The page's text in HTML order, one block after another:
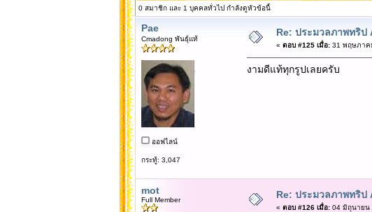
0 สมาชิก และ 1 บุคคลทั่วไป กำลังดูหัวข้อนี้
Pae
Cmadong พันธุ์แท้
ออฟไลน์
กระทู้: 3,047
Re: ประมวลภาพทริป
« ตอบ #125 เมื่อ:31 พฤษภาค
งามดีแท้ทุกรูปเลยครับ
mot
Full Member Re: ประมวลภาพทริป
« ตอบ #126 เมื่อ:04 มิถุนายน